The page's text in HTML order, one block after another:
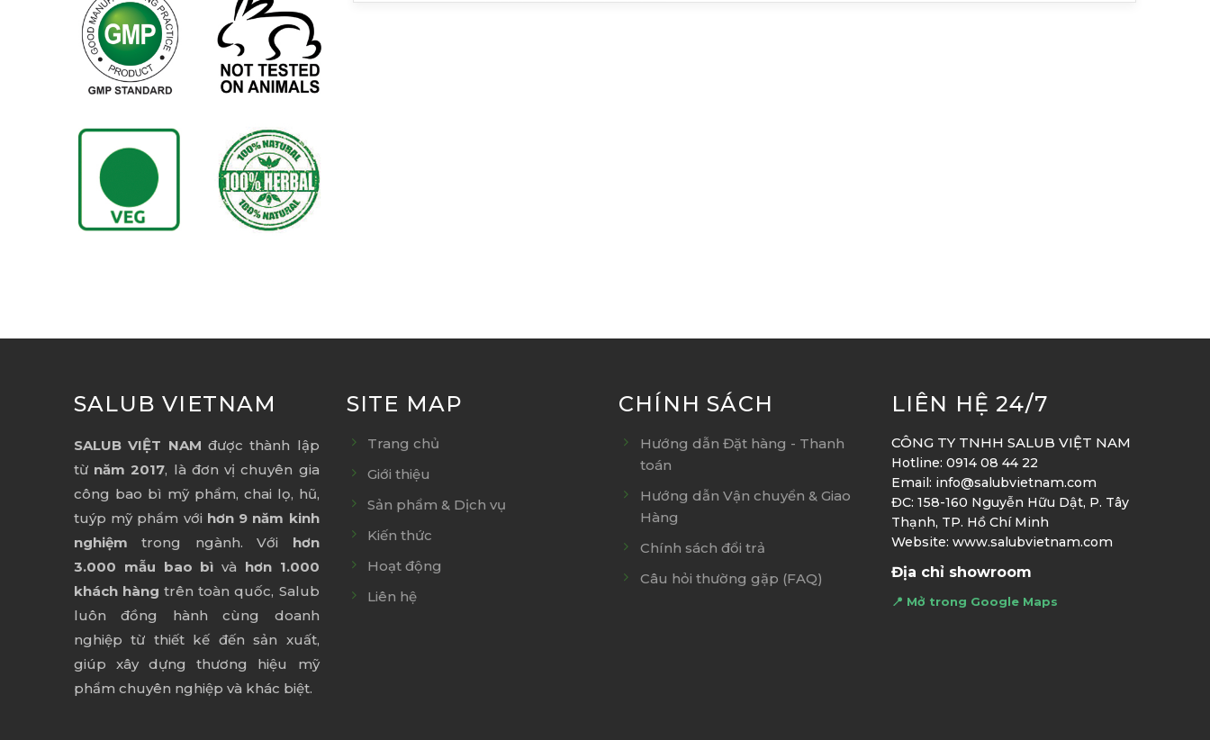
SALUB VIETNAM
SALUB VIỆT NAM được thành lập
từ năm 2017, là đơn vị chuyên gia
công bao bì mỹ phẩm, chai lọ, hũ,
tuýp mỹ phẩm với hơn 9 năm kinh
nghiệm trong ngành. Với hơn
3.000 mẫu bao bì và hơn 1.000
khách hàng trên toàn quốc, Salub
luôn đồng hành cùng doanh
nghiệp từ thiết kế đến sản xuất,
giúp xây dựng thương hiệu mỹ
phẩm chuyên nghiệp và khác biệt.
SITE MAP
Trang chủ
Giới thiệu
Sản phẩm & Dịch vụ
Kiến thức
Hoạt động
Liên hệ
CHÍNH SÁCH
Hướng dẫn Đặt hàng - Thanh
toán
Hướng dẫn Vận chuyển & Giao
Hàng
Chính sách đổi trả
Câu hỏi thường gặp (FAQ)
LIÊN HỆ 24/7
CÔNG TY TNHH SALUB VIỆT NAM
Hotline: 0914 08 44 22
Email: info@salubvietnam.com
ĐC: 158-160 Nguyễn Hữu Dật, P. Tây
Thạnh, TP. Hồ Chí Minh
Website: www.salubvietnam.com
Địa chỉ showroom
📍 Mở trong Google Maps